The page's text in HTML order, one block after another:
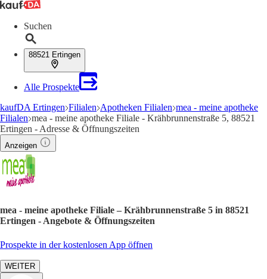
Suchen
88521 Ertingen
Alle Prospekte
kaufDA Ertingen Filialen Apotheken Filialen mea - meine apotheke
Filialen mea - meine apotheke Filiale - Krähbrunnenstraße 5, 88521
Ertingen - Adresse & Öffnungszeiten
Anzeigen
mea - meine apotheke Filiale – Krähbrunnenstraße 5 in 88521
Ertingen - Angebote & Öffnungszeiten
Prospekte in der kostenlosen App öffnen
WEITER